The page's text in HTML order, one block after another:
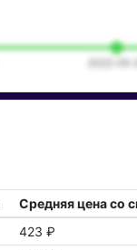
Средняя цена со
423 ₽